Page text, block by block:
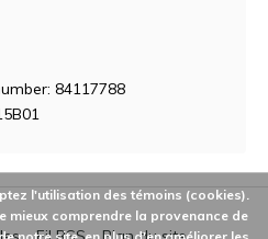
84117788
l'utilisation des témoins (cookies).
mieux comprendre la provenance de